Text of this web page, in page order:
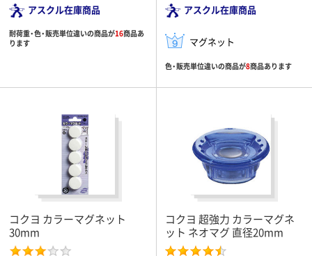
アスクル在庫商品
耐荷重・色・販売単位違いの商品が16商品あ
ります
アスクル在庫商品
マグネット
色・販売単位違いの商品が8商品あります
コクヨ カラーマグネット
30mm
コクヨ 超強力 カラーマグネ
ット ネオマグ 直径20mm